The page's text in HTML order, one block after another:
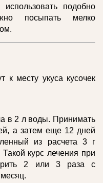
подобно
посыпать мелко
к месту укуса кусочек
в 2 л воды. Принимать
а затем еще 12 дней
из расчета 3 г
курс лечения при
2 или 3 раза с